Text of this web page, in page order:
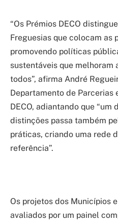
“Os Prémios DECO
Freguesias que colocam as
promovendo políticas
sustentáveis que melhoram
todos”, afirma André
Departamento de Parcerias
DECO, adiantando que “um
distinções passa também
práticas, criando uma rede
referência”.
Os projetos dos Municípios
avaliados por um painel